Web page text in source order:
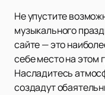
Не упустите
музыкального
сайте — это
себе место на этом
Насладитесь
создадут